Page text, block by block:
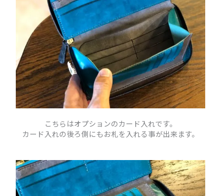
こちらはオプションのカード入れです。
カード入れの後ろ側にもお札を入れる事が出来ます。